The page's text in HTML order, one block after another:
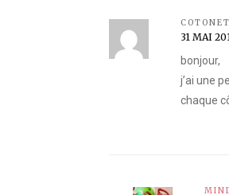
31 MAI
bonjour,
j’ai une
chaque